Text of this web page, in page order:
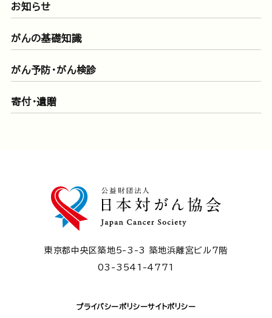
お知らせ
がんの基礎知識
がん予防・がん検診
寄付・遺贈
東京都中央区築地5-3-3 築地浜離宮ビル7階
03-3541-4771
プライバシーポリシーサイトポリシー